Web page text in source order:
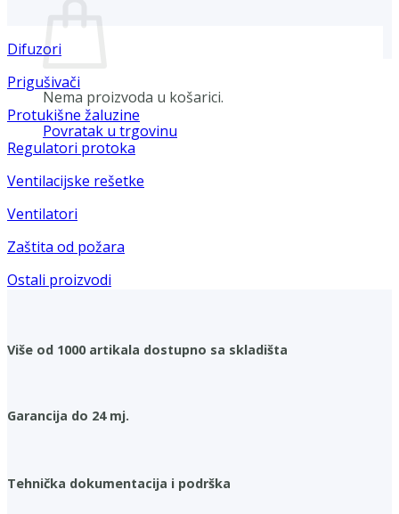
Nema proizvoda u košarici.
Povratak u trgovinu
Difuzori
Prigušivači
Protukišne žaluzine
Regulatori protoka
Ventilacijske rešetke
Ventilatori
Zaštita od požara
Ostali proizvodi
Više od 1000 artikala dostupno sa skladišta
Garancija do 24 mj.
Tehnička dokumentacija i podrška